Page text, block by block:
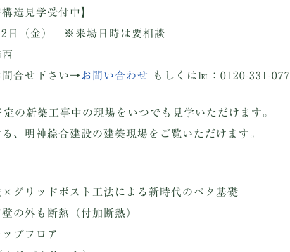
造見学受付中】
日（金） ※来場日時は要相談
合せ下さい→ お問い合わせ もしくは℡：0120-331-077
の新築工事中の現場をいつでも見学いただけます。
、明神綜合建設の建築現場をご覧いただけます。
×グリッドポスト工法による新時代のベタ基礎
の外も断熱（付加断熱）
プフロア